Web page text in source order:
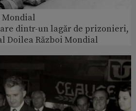
Mondial
dintr-un lagăr de prizonieri,
Doilea Război Mondial